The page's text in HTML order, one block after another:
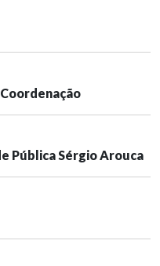
Pública Sérgio Arouca